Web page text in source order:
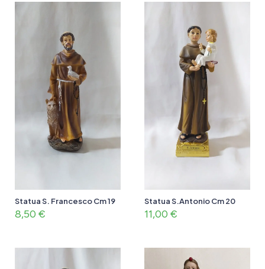
Statua S. Francesco Cm 19
8,50 €
Statua S.Antonio Cm 20
11,00 €